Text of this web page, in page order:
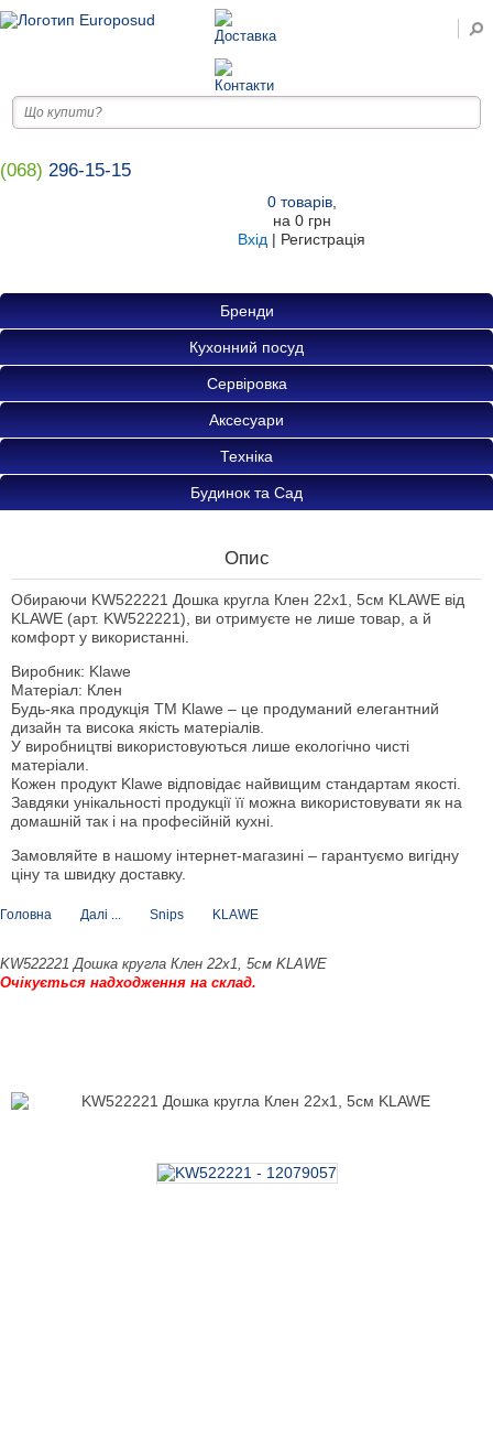
(068) 296-15-15
0товарів,
на 0 грн
Вхід | Регистрація
Бренди
Кухонний посуд
Сервіровка
Аксесуари
Техніка
Будинок та Сад
Опис
Обираючи KW522221 Дошка кругла Клен 22х1, 5см KLAWE від
KLAWE (арт. KW522221), ви отримуєте не лише товар, а й
комфорт у використанні.
Виробник: Klawe
Матеріал: Клен
Будь-яка продукція ТМ Klawe – це продуманий елегантний
дизайн та висока якість матеріалів.
У виробництві використовуються лише екологічно чисті
матеріали.
Кожен продукт Klawe відповідає найвищим стандартам якості.
Завдяки унікальності продукції її можна використовувати як на
домашній так і на професійній кухні.
Замовляйте в нашому інтернет-магазині – гарантуємо вигідну
ціну та швидку доставку.
Головна Далі ... Snips KLAWE
KW522221 Дошка кругла Клен 22х1, 5см KLAWE
Очікується надходження на склад.